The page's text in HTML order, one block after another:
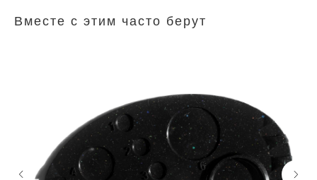
Вместе с этим часто берут